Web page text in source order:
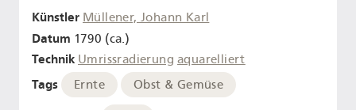
Künstler Müllener, Johann Karl
Datum 1790 (ca.)
Technik Umrissradierung aquarelliert
Tags Ernte Obst & Gemüse